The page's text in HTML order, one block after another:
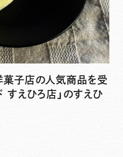
菓子店の人気商品を受
すえひろ店」のすえひ